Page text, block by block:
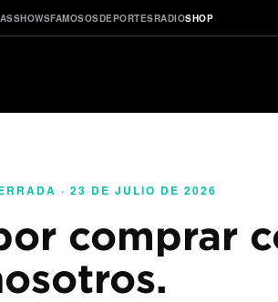
SHOWSFAMOSOSDEPORTESRADIOSHOP
· 23 DE JULIO DE 2026
comprar